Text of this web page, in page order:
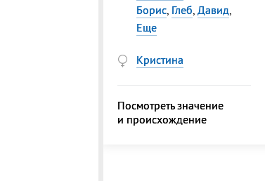
Борис, Глеб, Давид,
Еще
Кристина
Посмотреть значение
и происхождение